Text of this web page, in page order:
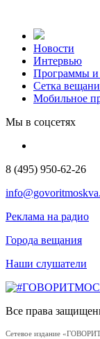
Новости
Интервью
Программы и
Сетка
Мобильное
Мы в соцсетях
8 (495) 950-62-26
Реклама на радио
Города вещания
Наши слушатели
Все права
Сетевое издание